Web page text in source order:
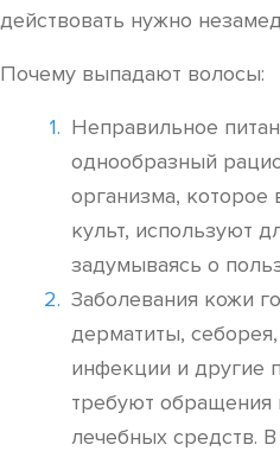
действовать нужно
Почему выпадают волосы:
Неправильное
однообразный
организма, которое
культ, используют
задумываясь о
Заболевания кожи
дерматиты,
инфекции и другие
требуют обращения
лечебных средств.